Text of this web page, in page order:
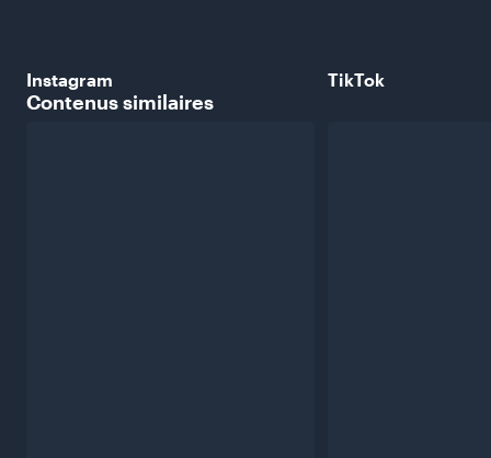
Instagram TikTok
Contenussimilaires